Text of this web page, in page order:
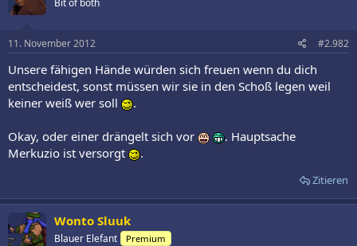
11. November 2012 #2.982
Unsere fähigen Hände würden sich freuen wenn du dich
entscheidest, sonst müssen wir sie in den Schoß legen weil
keiner weiß wer soll
.
Okay, oder einer drängelt sich vor
. Hauptsache
Merkuzio ist versorgt
.
Zitieren
Wonto Sluuk
Blauer Elefant Premium